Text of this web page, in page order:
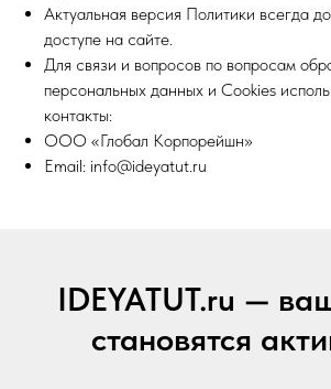
Актуальная версия Политики всегда
доступе на сайте.
Для связи и вопросов по вопросам
персональных данных и Cookies
контакты:
ООО «Глобал Корпорейшн»
Email: info@ideyatut.ru
IDEYATUT.ru —
становятся